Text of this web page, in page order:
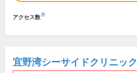
アクセス数※
宜野湾シーサイドクリニック